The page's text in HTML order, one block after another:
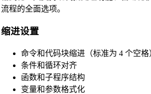
流程的全面选项。
缩进设置
命令和代码块缩进（标准为 4 个空格
条件和循环对齐
函数和子程序结构
变量和参数格式化